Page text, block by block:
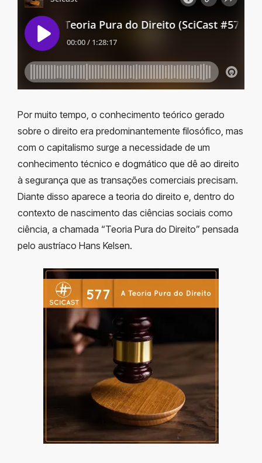
Por muito tempo, o conhecimento teórico gerado
sobre o direito era predominantemente filosófico, mas
com o capitalismo surge a necessidade de um
conhecimento técnico e dogmático que dê ao direito
à segurança que as transações comerciais precisam.
Diante disso aparece a teoria do direito e, dentro do
contexto de nascimento das ciências sociais como
ciência, a chamada “Teoria Pura do Direito” pensada
pelo austríaco Hans Kelsen.